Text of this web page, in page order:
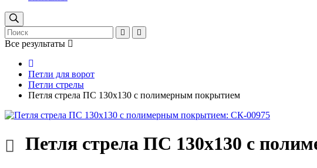
Все результаты
Петли для ворот
Петли стрелы
Петля стрела ПС 130х130 с полимерным покрытием
Петля стрела ПС 130х130 с